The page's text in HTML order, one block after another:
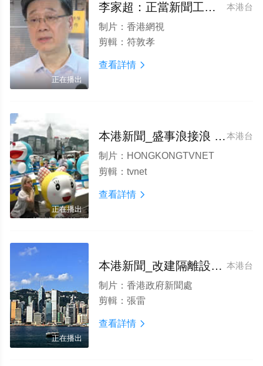
正在播出
本港台
李家超：正當新聞工作依法受保障
制片： 香港網視
剪輯： 符敦孝
查看詳情 
正在播出
本港台
本港新聞_盛事浪接浪 訪港旅客增
制片： HONGKONGTVNET
剪輯： tvnet
查看詳情 
正在播出
本港台
本港新聞_改建隔離設施供青年培訓
制片： 香港政府新聞處
剪輯： 張雷
查看詳情 